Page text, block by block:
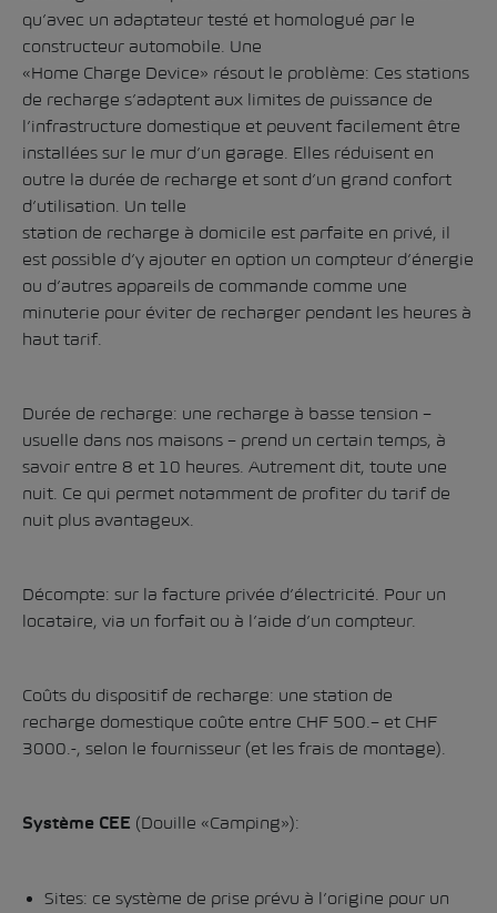
qu’avec un adaptateur testé et homologué par le
constructeur automobile. Une
«Home Charge Device» résout le problème: Ces stations
de recharge s’adaptent aux limites de puissance de
l’infrastructure domestique et peuvent facilement être
installées sur le mur d’un garage. Elles réduisent en
outre la durée de recharge et sont d’un grand confort
d’utilisation. Un telle
station de recharge à domicile est parfaite en privé, il
est possible d’y ajouter en option un compteur d’énergie
ou d’autres appareils de commande comme une
minuterie pour éviter de recharger pendant les heures à
haut tarif.
Durée de recharge: une recharge à basse tension –
usuelle dans nos maisons – prend un certain temps, à
savoir entre 8 et 10 heures. Autrement dit, toute une
nuit. Ce qui permet notamment de profiter du tarif de
nuit plus avantageux.
Décompte: sur la facture privée d’électricité. Pour un
locataire, via un forfait ou à l’aide d’un compteur.
Coûts du dispositif de recharge: une station de
recharge domestique coûte entre CHF 500.– et CHF
3000.-, selon le fournisseur (et les frais de montage).
Système CEE (Douille «Camping»):
Sites: ce système de prise prévu à l’origine pour un